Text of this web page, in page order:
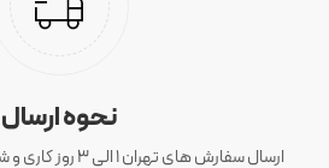
نحوه ارسال